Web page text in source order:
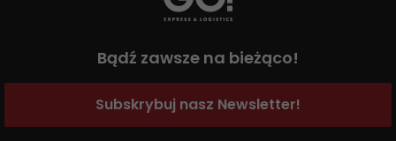
Bądź zawsze na bieżąco!
Subskrybuj nasz Newsletter!